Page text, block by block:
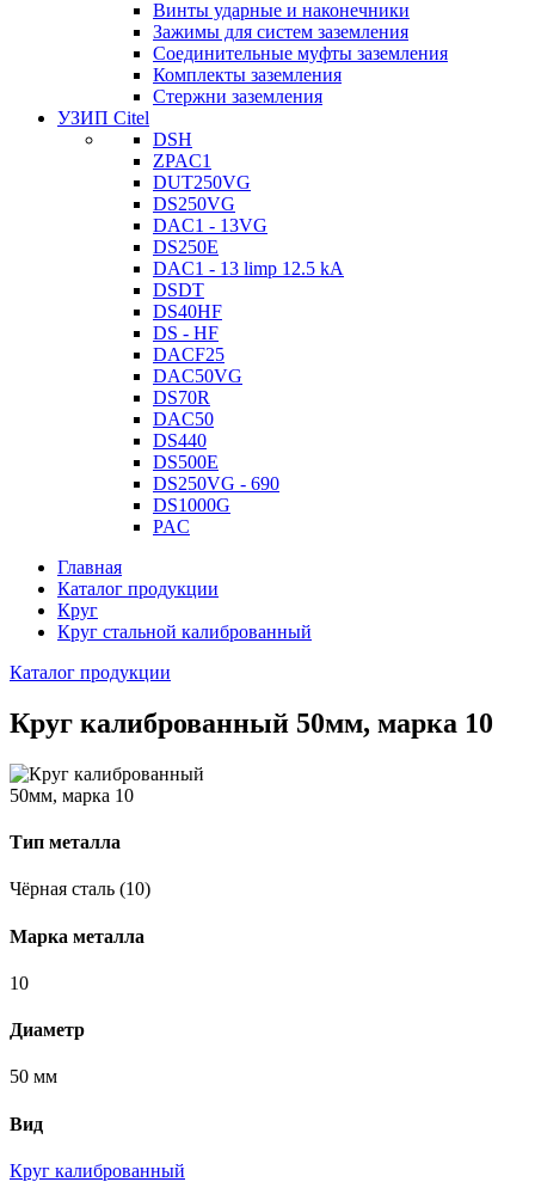
Винты ударные и наконечники
Зажимы для систем заземления
Соединительные муфты заземления
Комплекты заземления
Стержни заземления
УЗИП Citel
DSH
ZPAC1
DUT250VG
DS250VG
DAC1 - 13VG
DS250E
DAC1 - 13 limp 12.5 kA
DSDT
DS40HF
DS - HF
DACF25
DAC50VG
DS70R
DAC50
DS440
DS500E
DS250VG - 690
DS1000G
PAC
Главная
Каталог продукции
Круг
Круг стальной калиброванный
Каталог продукции
Круг калиброванный 50мм, марка 10
Тип металла
Чёрная сталь (10)
Марка металла
10
Диаметр
50 мм
Вид
Круг калиброванный